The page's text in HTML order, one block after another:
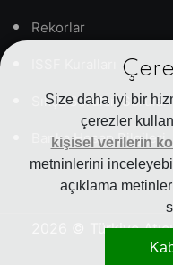
Size daha iyi bir
çerezler
kişisel verilerin
metninlerini
açıklama
Rekorlar
Sıkça Sorulan Sorular
Banka Hesap Bilgileri
© Türkiye